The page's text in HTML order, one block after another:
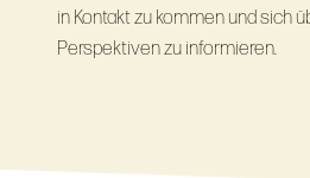
in Kontakt zu kommen und sich
Perspektiven zu informieren.